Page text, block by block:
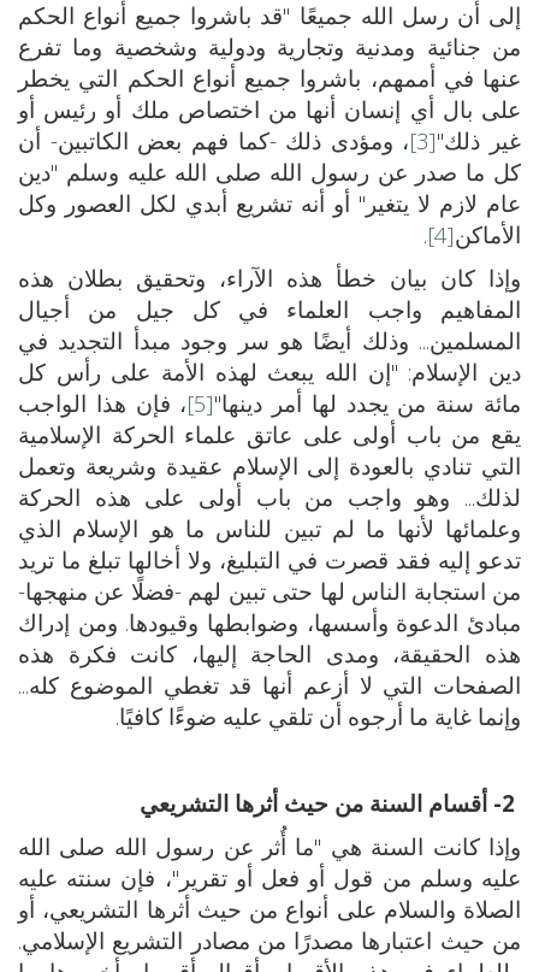
إلى أن رسل الله جميعًا "قد باشروا جميع أنواع الحكم
من جنائية ومدنية وتجارية ودولية وشخصية وما تفرع
عنها في أممهم، باشروا جميع أنواع الحكم التي يخطر
على بال أي إنسان أنها من اختصاص ملك أو رئيس أو
غير ذلك"[3]
، ومؤدى ذلك -كما فهم بعض الكاتبين- أن
كل ما صدر عن رسول الله صلى الله عليه وسلم "دين
عام لازم لا يتغير" أو أنه تشريع أبدي لكل العصور وكل
الأماكن[4]
.
وإذا كان بيان خطأ هذه الآراء، وتحقيق بطلان هذه
المفاهيم واجب العلماء في كل جيل من أجيال
المسلمين... وذلك أيضًا هو سر وجود مبدأ التجديد في
دين الإسلام: "إن الله يبعث لهذه الأمة على رأس كل
مائة سنة من يجدد لها أمر دينها"[5]
، فإن هذا الواجب
يقع من باب أولى على عاتق علماء الحركة الإسلامية
التي تنادي بالعودة إلى الإسلام عقيدة وشريعة وتعمل
لذلك... وهو واجب من باب أولى على هذه الحركة
وعلمائها لأنها ما لم تبين للناس ما هو الإسلام الذي
تدعو إليه فقد قصرت في التبليغ، ولا أخالها تبلغ ما تريد
من استجابة الناس لها حتى تبين لهم -فضلًا عن منهجها-
مبادئ الدعوة وأسسها، وضوابطها وقيودها. ومن إدراك
هذه الحقيقة، ومدى الحاجة إليها، كانت فكرة هذه
الصفحات التي لا أزعم أنها قد تغطي الموضوع كله...
وإنما غاية ما أرجوه أن تلقي عليه ضوءًا كافيًا.
2- أقسام السنة من حيث أثرها التشريعي
وإذا كانت السنة هي "ما أُثر عن رسول الله صلى الله
عليه وسلم من قول أو فعل أو تقرير"، فإن سنته عليه
الصلاة والسلام على أنواع من حيث أثرها التشريعي، أو
من حيث اعتبارها مصدرًا من مصادر التشريع الإسلامي.